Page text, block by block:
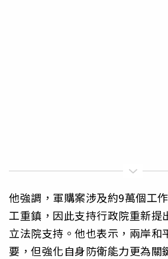
他強調，軍購案涉及約9萬個工
工重鎮，因此支持行政院重新提
立法院支持。他也表示，兩岸和
要，但強化自身防衛能力更為關